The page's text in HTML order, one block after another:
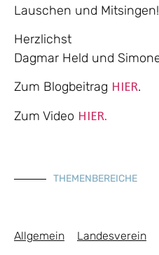
Lauschen und Mitsingen!
Herzlichst
Dagmar Held und
Zum Blogbeitrag HIER.
Zum Video HIER.
THEMENBEREICHE
Allgemein Landesverein